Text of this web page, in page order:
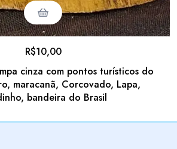
cinza com pontos turísticos do
maracanã, Corcovado, Lapa,
bandeira do Brasil
R$10,00